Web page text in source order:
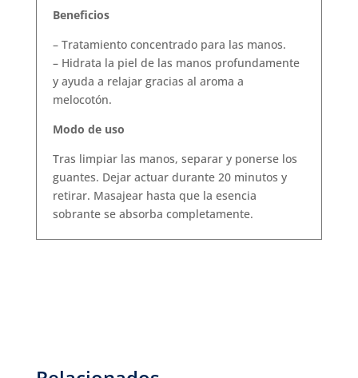
Beneficios
– Tratamiento concentrado para las manos.
– Hidrata la piel de las manos profundamente
y ayuda a relajar gracias al aroma a
melocotón.
Modo de uso
Tras limpiar las manos, separar y ponerse los
guantes. Dejar actuar durante 20 minutos y
retirar. Masajear hasta que la esencia
sobrante se absorba completamente.